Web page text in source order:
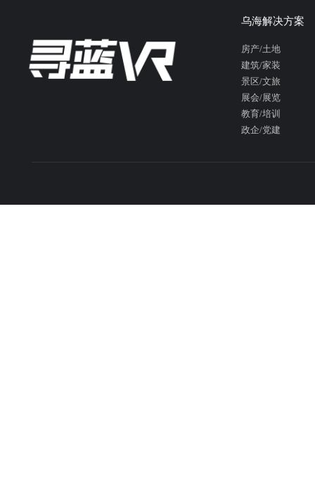
乌海解决方案
房产/土地
建筑/家装
景区/文旅
展会/展览
教育/培训
政企/党建